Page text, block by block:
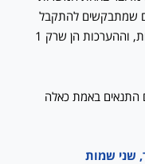
שמתבקשים להתקבל
לעבודה כנהג רכבת מאשר משרות פנויות, וההערכות הן שרק 1
התנאים באמת כאלה
שני שמות